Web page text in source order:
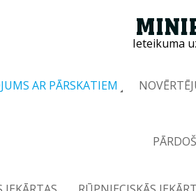
Ieteikuma
AR PĀRSKATIEM